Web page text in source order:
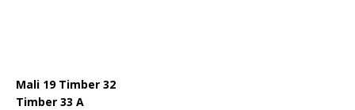
Mali 19 Timber 32
Timber 33 A